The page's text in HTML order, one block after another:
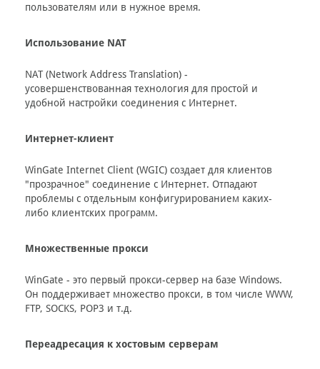
пользователям или в нужное время.
Использование NAT
NAT (Network Address Translation) -
усовершенствованная технология для простой и
удобной настройки соединения с Интернет.
Интернет-клиент
WinGate Internet Client (WGIC) создает для клиентов
"прозрачное" соединение с Интернет. Отпадают
проблемы с отдельным конфигурированием каких-
либо клиентских программ.
Множественные прокси
WinGate - это первый прокси-сервер на базе Windows.
Он поддерживает множество прокси, в том числе WWW,
FTP, SOCKS, POP3 и т.д.
Переадресация к хостовым серверам